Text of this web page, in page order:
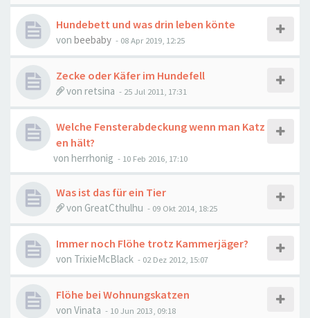
Hundebett und was drin leben könte
von beebaby - 08 Apr 2019, 12:25
Zecke oder Käfer im Hundefell
von retsina - 25 Jul 2011, 17:31
Welche Fensterabdeckung wenn man Katz
en hält?
von herrhonig - 10 Feb 2016, 17:10
Was ist das für ein Tier
von GreatCthulhu - 09 Okt 2014, 18:25
Immer noch Flöhe trotz Kammerjäger?
von TrixieMcBlack - 02 Dez 2012, 15:07
Flöhe bei Wohnungskatzen
von Vinata - 10 Jun 2013, 09:18